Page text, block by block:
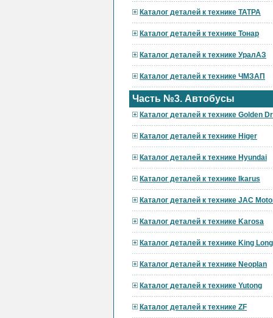
Каталог деталей к технике ТАТРА
Каталог деталей к технике Тонар
Каталог деталей к технике УралАЗ
Каталог деталей к технике ЧМЗАП
Часть №3. Автобусы
Каталог деталей к технике Golden
Каталог деталей к технике Higer
Каталог деталей к технике Hyundai
Каталог деталей к технике Ikarus
Каталог деталей к технике JAC
Каталог деталей к технике Karosa
Каталог деталей к технике King Long
Каталог деталей к технике Neoplan
Каталог деталей к технике Yutong
Каталог деталей к технике ZF